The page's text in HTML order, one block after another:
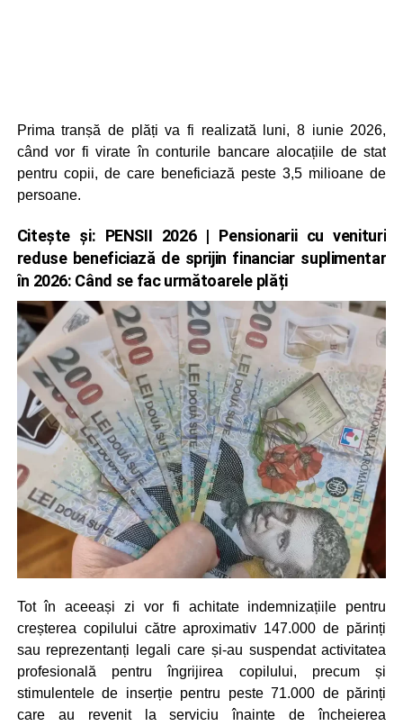
Prima tranșă de plăți va fi realizată luni, 8 iunie 2026,
când vor fi virate în conturile bancare alocațiile de stat
pentru copii, de care beneficiază peste 3,5 milioane de
persoane.
Citește și: PENSII 2026 | Pensionarii cu venituri
reduse beneficiază de sprijin financiar suplimentar
în 2026: Când se fac următoarele plăți
Tot în aceeași zi vor fi achitate indemnizațiile pentru
creșterea copilului către aproximativ 147.000 de părinți
sau reprezentanți legali care și-au suspendat activitatea
profesională pentru îngrijirea copilului, precum și
stimulentele de inserție pentru peste 71.000 de părinți
care au revenit la serviciu înainte de încheierea